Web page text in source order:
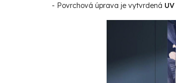
- Povrchová úprava je vytvrdená